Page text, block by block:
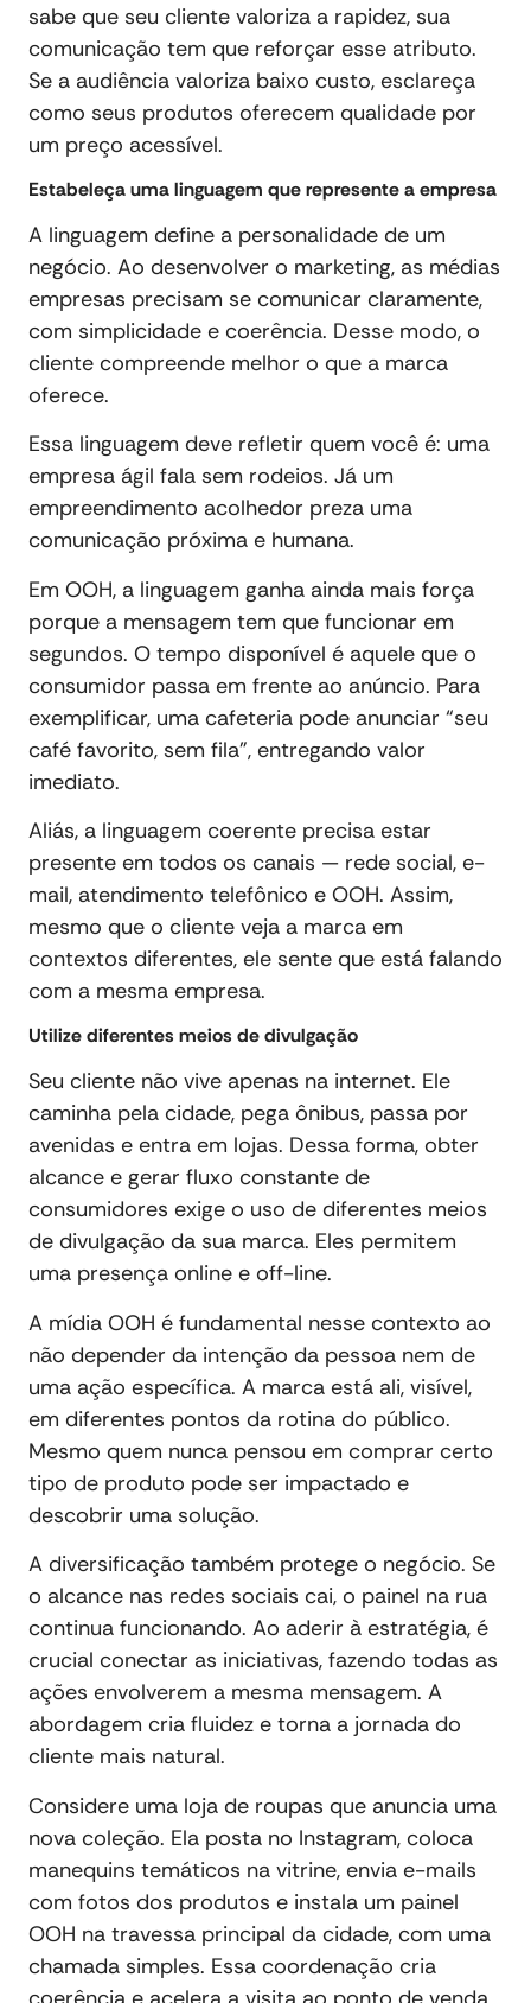
sabe que seu cliente valoriza a rapidez, sua
comunicação tem que reforçar esse atributo.
Se a audiência valoriza baixo custo, esclareça
como seus produtos oferecem qualidade por
um preço acessível.
Estabeleça uma linguagem que represente a empresa
A linguagem define a personalidade de um
negócio. Ao desenvolver o marketing, as médias
empresas precisam se comunicar claramente,
com simplicidade e coerência. Desse modo, o
cliente compreende melhor o que a marca
oferece.
Essa linguagem deve refletir quem você é: uma
empresa ágil fala sem rodeios. Já um
empreendimento acolhedor preza uma
comunicação próxima e humana.
Em OOH, a linguagem ganha ainda mais força
porque a mensagem tem que funcionar em
segundos. O tempo disponível é aquele que o
consumidor passa em frente ao anúncio. Para
exemplificar, uma cafeteria pode anunciar “seu
café favorito, sem fila”, entregando valor
imediato.
Aliás, a linguagem coerente precisa estar
presente em todos os canais — rede social, e-
mail, atendimento telefônico e OOH. Assim,
mesmo que o cliente veja a marca em
contextos diferentes, ele sente que está falando
com a mesma empresa.
Utilize diferentes meios de divulgação
Seu cliente não vive apenas na internet. Ele
caminha pela cidade, pega ônibus, passa por
avenidas e entra em lojas. Dessa forma, obter
alcance e gerar fluxo constante de
consumidores exige o uso de diferentes meios
de divulgação da sua marca. Eles permitem
uma presença online e off-line.
A mídia OOH é fundamental nesse contexto ao
não depender da intenção da pessoa nem de
uma ação específica. A marca está ali, visível,
em diferentes pontos da rotina do público.
Mesmo quem nunca pensou em comprar certo
tipo de produto pode ser impactado e
descobrir uma solução.
A diversificação também protege o negócio. Se
o alcance nas redes sociais cai, o painel na rua
continua funcionando. Ao aderir à estratégia, é
crucial conectar as iniciativas, fazendo todas as
ações envolverem a mesma mensagem. A
abordagem cria fluidez e torna a jornada do
cliente mais natural.
Considere uma loja de roupas que anuncia uma
nova coleção. Ela posta no Instagram, coloca
manequins temáticos na vitrine, envia e-mails
com fotos dos produtos e instala um painel
OOH na travessa principal da cidade, com uma
chamada simples. Essa coordenação cria